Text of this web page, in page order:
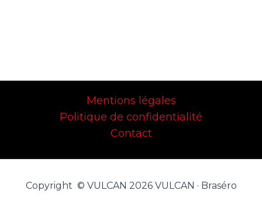
Mentions légales
Politique de confidentialité
Contact
Copyright © VULCAN 2026 VULCAN · Braséro